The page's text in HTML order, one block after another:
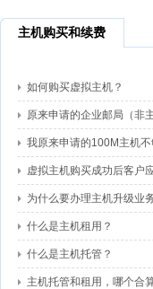
主机购买和续费
如何购买虚拟主机？
原来申请的企业邮局（非
我原来申请的100M主机
虚拟主机购买成功后客户
为什么要办理主机升级业
什么是主机租用？
什么是主机托管？
主机托管和租用，哪个合